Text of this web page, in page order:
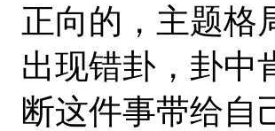
正向的，主题格
出现错卦，卦中
断这件事带给自